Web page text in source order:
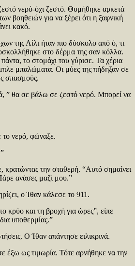
νερό-όχι ζεστό. Θυμήθηκε αρκετά
βοηθειών για να ξέρει ότι η ξαφνική
κακό.
της Λίλι ήταν πιο δύσκολο από ό, τι
στο δέρμα της σαν κόλλα.
το στομάχι του γύρισε. Τα χέρια
μπλε μπαλώματα. Οι μύες της πήδηξαν σε
σπασμούς.
” θα σε βάλω σε ζεστό νερό. Μπορεί να
το νερό, φώναξε.
κρατώντας την σταθερή. “Αυτό σημαίνει
ανάσες μαζί μου.”
ο Ίθαν κάλεσε το 911.
κρύο και τη βροχή για ώρες”, είπε
υποθερμίας.”
Ο Ίθαν απάντησε ειλικρινά.
έξω ως τιμωρία. Τότε αρνήθηκε να την